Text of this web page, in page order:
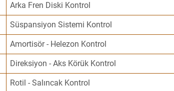
Arka Fren Diski Kontrol
Süspansiyon Sistemi Kontrol
Amortisör - Helezon Kontrol
Direksiyon - Aks Körük Kontrol
Rotil - Salıncak Kontrol